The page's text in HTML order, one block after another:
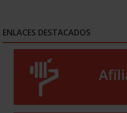
ENLACES DESTACADOS